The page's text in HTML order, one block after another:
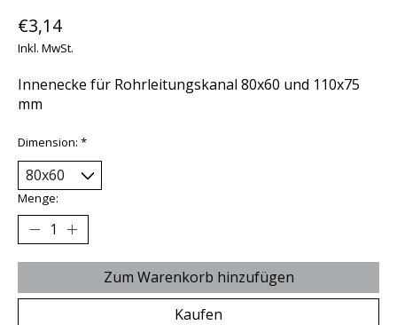
€3,14
Inkl. MwSt.
Innenecke für Rohrleitungskanal 80x60 und 110x75
mm
Dimension: *
Menge:
Zum Warenkorb hinzufügen
Kaufen